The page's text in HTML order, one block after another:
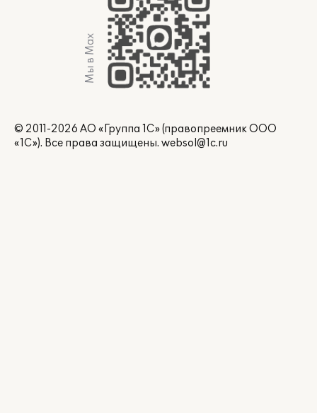
Мы в Max
© 2011-2026 АО «Группа 1С» (правопреемник ООО
«1С»). Все права защищены. websol@1c.ru